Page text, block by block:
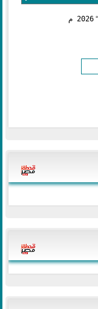
2026 م